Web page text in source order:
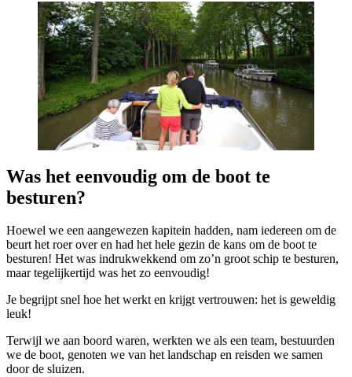
Was het eenvoudig om de boot te
besturen?
Hoewel we een aangewezen kapitein hadden, nam iedereen om de
beurt het roer over en had het hele gezin de kans om de boot te
besturen! Het was indrukwekkend om zo’n groot schip te besturen,
maar tegelijkertijd was het zo eenvoudig!
Je begrijpt snel hoe het werkt en krijgt vertrouwen: het is geweldig
leuk!
Terwijl we aan boord waren, werkten we als een team, bestuurden
we de boot, genoten we van het landschap en reisden we samen
door de sluizen.